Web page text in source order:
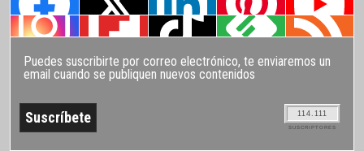
Puedes suscribirte por correo electrónico, te enviaremos un
email cuando se publiquen nuevos contenidos
114.111
SUSCRIPTORES